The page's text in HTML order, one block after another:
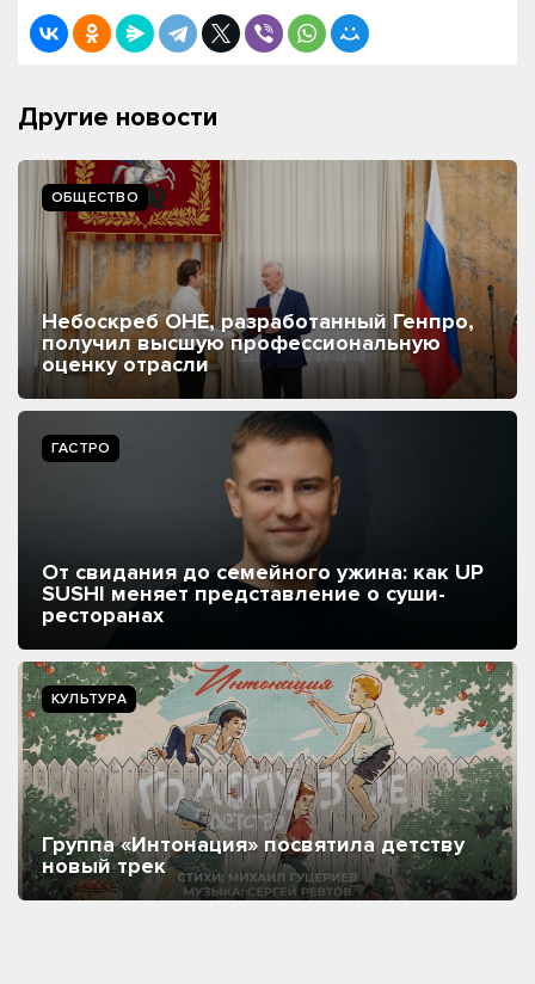
Другие новости
ОБЩЕСТВО
Небоскреб ОНЕ, разработанный Генпро,
получил высшую профессиональную
оценку отрасли
ГАСТРО
От свидания до семейного ужина: как UP
SUSHI меняет представление о суши-
ресторанах
КУЛЬТУРА
Группа «Интонация» посвятила детству
новый трек